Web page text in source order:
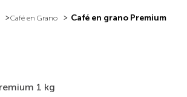
Café en Grano
Café en grano Premium
1 kg